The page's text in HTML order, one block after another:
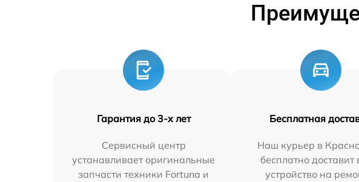
Гарантия до 3-х лет
Сервисный центр
устанавливает оригинальные
запчасти техники Fortuna и
Бесплатная
Наш курьер в
бесплатно доставит
устройство на